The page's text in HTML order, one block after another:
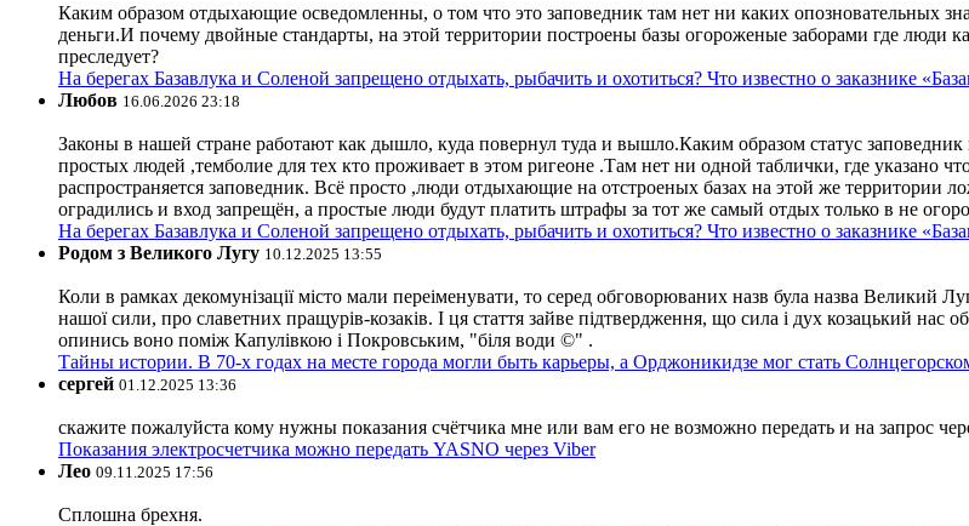
Каким образом отдыхающие осведомленны, о том что это заповедник там нет ни каких опозновательных
деньги.И почему двойные стандарты, на этой территории построены базы огороженые заборами где люди
преследует?
На берегах Базавлука и Соленой запрещено отдыхать, рыбачить и охотиться? Что известно о заказнике
Любов 16.06.2026 23:18
Законы в нашей стране работают как дышло, куда повернул туда и вышло.Каким образом статус
простых людей ,темболие для тех кто проживает в этом ригеоне .Там нет ни одной таблички, где указано
распространяется заповедник. Всё просто ,люди отдыхающие на отстроеных базах на этой же территории
оградились и вход запрещён, а простые люди будут платить штрафы за тот же самый отдых только в не
На берегах Базавлука и Соленой запрещено отдыхать, рыбачить и охотиться? Что известно о заказнике
Родом з Великого Лугу 10.12.2025 13:55
Коли в рамках декомунізації місто мали переіменувати, то серед обговорюваних назв була назва Великий
нашої сили, про славетних пращурів-козаків. І ця стаття зайве підтвердження, що сила і дух козацький нас
опинись воно поміж Капулівкою і Покровським, "біля води ©" .
Тайны истории. В 70-х годах на месте города могли быть карьеры, а Орджоникидзе мог стать
сергей 01.12.2025 13:36
скажите пожалуйста кому нужны показания счётчика мне или вам его не возможно передать и на запрос
Показания электросчетчика можно передать YASNO через Viber
Лео 09.11.2025 17:56
Сплошна брехня.